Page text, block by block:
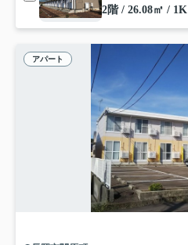
2階 / 26.08㎡ / 1K
アパート